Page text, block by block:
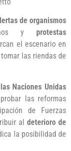
de organismos
yprotestas
el escenario en
las riendas de
Naciones Unidas
las reformas
de Fuerzas
al deterioro de
la posibilidad de